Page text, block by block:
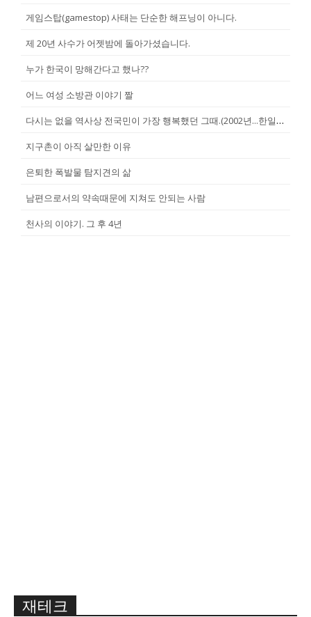
게임스탑(gamestop) 사태는 단순한 해프닝이 아니다.
제 20년 사수가 어젯밤에 돌아가셨습니다.
누가 한국이 망해간다고 했나??
어느 여성 소방관 이야기 짤
다시는 없을 역사상 전국민이 가장 행복했던 그때.(2002년...한일월드...
지구촌이 아직 살만한 이유
은퇴한 폭발물 탐지견의 삶
남편으로서의 약속때문에 지쳐도 안되는 사람
천사의 이야기. 그 후 4년
재테크